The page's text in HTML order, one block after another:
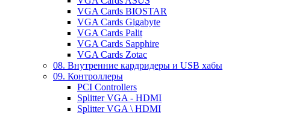
VGA Cards BIOSTAR
VGA Cards Gigabyte
VGA Cards Palit
VGA Cards Sapphire
VGA Cards Zotac
08. Внутренние кардридеры и USB хабы
09. Контроллеры
PCI Controllers
Splitter VGA - HDMI
Splitter VGA \ HDMI